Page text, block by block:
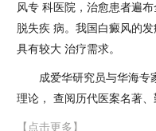
风专 科医院，治愈患者遍
脱失疾 病。我国白癜风的
具有较大 治疗需求。
成爱华研究员与华海专
理论， 查阅历代医案名著
【点击更多】